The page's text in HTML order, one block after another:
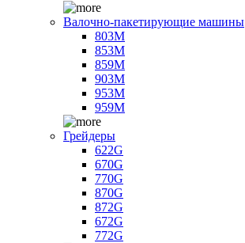
Валочно-пакетирующие машины
803M
853M
859M
903M
953M
959M
Грейдеры
622G
670G
770G
870G
872G
672G
772G